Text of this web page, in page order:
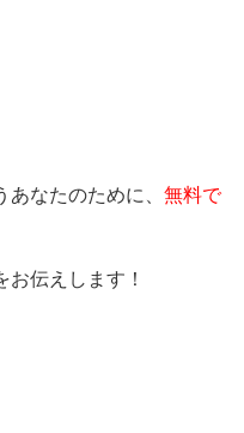
あなたのために、無料で
お伝えします！